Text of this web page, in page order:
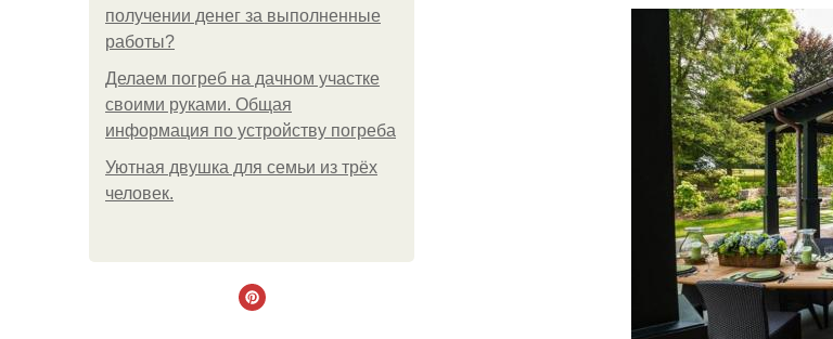
получении денег за выполненные
работы?
Делаем погреб на дачном участке
своими руками. Общая
информация по устройству погреба
Уютная двушка для семьи из трёх
человек.